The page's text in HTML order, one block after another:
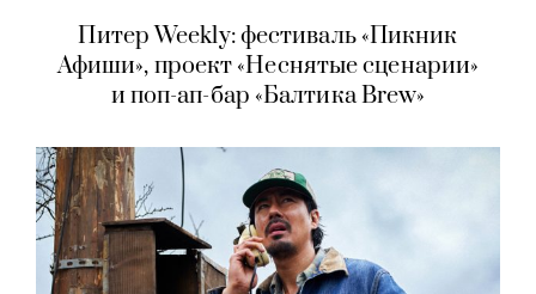
Питер Weekly: фестиваль «Пикник
Афиши», проект «Неснятые сценарии»
и поп-ап-бар «Балтика Brew»